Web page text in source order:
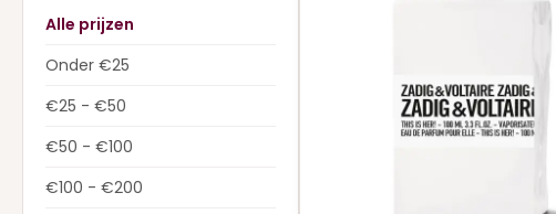
Alle prijzen
Onder €25
€25 - €50
€50 - €100
€100 - €200